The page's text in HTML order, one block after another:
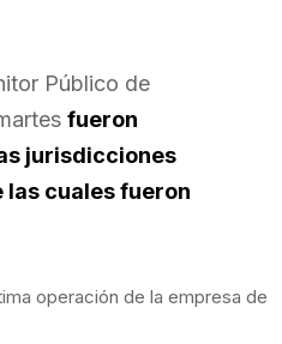
Público de
fueron
jurisdicciones
las cuales fueron